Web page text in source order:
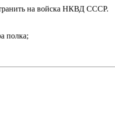
на войска НКВД СССР.
полка;